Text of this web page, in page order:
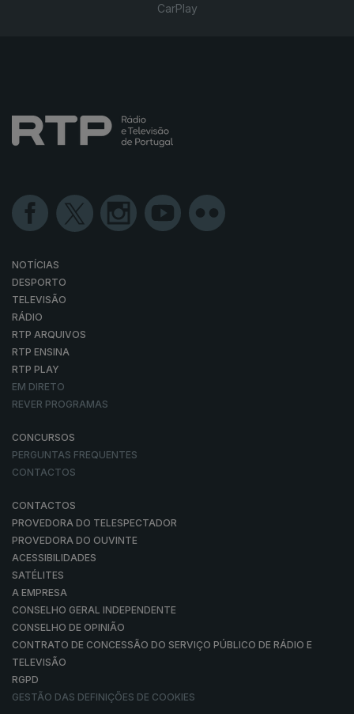
CarPlay
NOTÍCIAS
DESPORTO
TELEVISÃO
RÁDIO
RTP ARQUIVOS
RTP ENSINA
RTP PLAY
EM DIRETO
REVER PROGRAMAS
CONCURSOS
PERGUNTAS FREQUENTES
CONTACTOS
CONTACTOS
PROVEDORA DO TELESPECTADOR
PROVEDORA DO OUVINTE
ACESSIBILIDADES
SATÉLITES
A EMPRESA
CONSELHO GERAL INDEPENDENTE
CONSELHO DE OPINIÃO
CONTRATO DE CONCESSÃO DO SERVIÇO PÚBLICO DE RÁDIO E
TELEVISÃO
RGPD
GESTÃO DAS DEFINIÇÕES DE COOKIES